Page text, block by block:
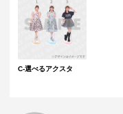
C-選べるアクスタ